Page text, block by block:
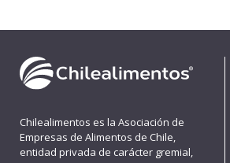
Chilealimentos es la Asociación de
Empresas de Alimentos de Chile,
entidad privada de carácter gremial,